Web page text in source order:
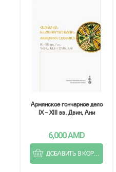
Армянское гончарное дело
IX – XIII вв. Двин, Ани
6,000AMD
ДОБАВИТЬ В КОРЗИНУ